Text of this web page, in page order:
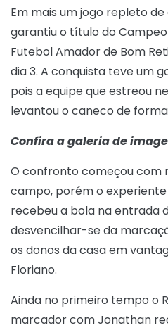
Em mais um jogo repleto
garantiu o título do
Futebol Amador de Bom
dia 3. A conquista teve um
pois a equipe que estreou
levantou o caneco de
Confira a galeria de
O confronto começou com
campo, porém o
recebeu a bola na entrada
desvencilhar-se da
os donos da casa em
Floriano.
Ainda no primeiro tempo o
marcador com Jonathan